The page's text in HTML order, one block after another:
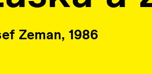
Dramaturgické cykly
Knihovní fond
Písemné archiválie
Katalog filmů k projekci
Poradní orgány
LidéZeman, 1986